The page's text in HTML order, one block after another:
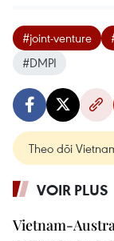
#joint-venture
#DMPI
Theo dõi
VOIR PLUS
Vietnam-